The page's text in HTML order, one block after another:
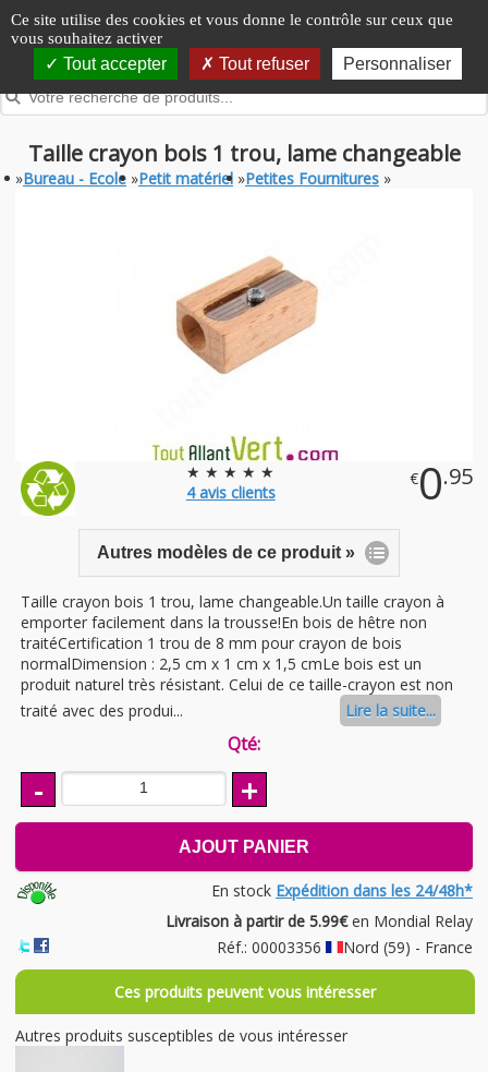
Panneau de gestion des cookies
Ce site utilise des cookies et vous donne le contrôle sur ceux que
vous souhaitez activer
Tout accepter Tout refuser Personnaliser
Taille crayon bois 1 trou, lame changeable
»Bureau - Ecole »Petit matériel »Petites Fournitures »
★ ★ ★ ★ ★
4avis clients
€0.95
Autres modèles de ce produit »
Taille crayon bois 1 trou, lame changeable.Un taille crayon à
emporter facilement dans la trousse!En bois de hêtre non
traitéCertification 1 trou de 8 mm pour crayon de bois
normalDimension : 2,5 cm x 1 cm x 1,5 cmLe bois est un
produit naturel très résistant. Celui de ce taille-crayon est non
traité avec des produi...
Lire la suite...
Qté:
- +
AJOUT PANIER
En stock Expédition dans les 24/48h*
Livraison à partir de 5.99€en Mondial Relay
Réf.: 00003356
Nord (59) - France
Ces produits peuvent vous intéresser
Autres produits susceptibles de vous intéresser